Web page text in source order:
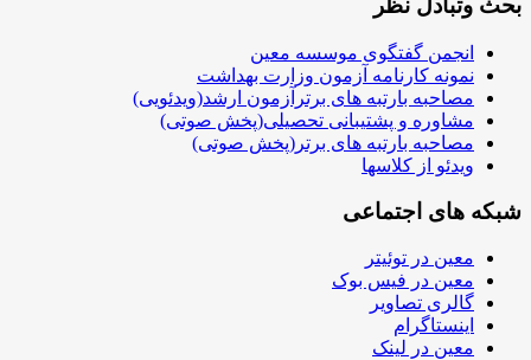
بحث وتبادل نظر
انجمن گفتگوی موسسه معین
نمونه کارنامه آزمون وزارت بهداشت
مصاحبه بارتبه های برترآزمون ارشد(ویدئویی)
مشاوره و پشتیبانی تحصیلی(پخش صوتی)
مصاحبه بارتبه های برتر(پخش صوتی)
ویدئو از کلاسها
شبکه های اجتماعی
معین در توئیتر
معین در فیس بوک
گالری تصاویر
اینستاگرام
معین در لینک